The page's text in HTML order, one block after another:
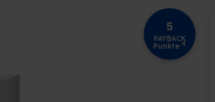
5
PAYBACK
Punkte 4